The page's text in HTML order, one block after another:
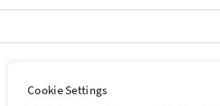
Cookie Settings